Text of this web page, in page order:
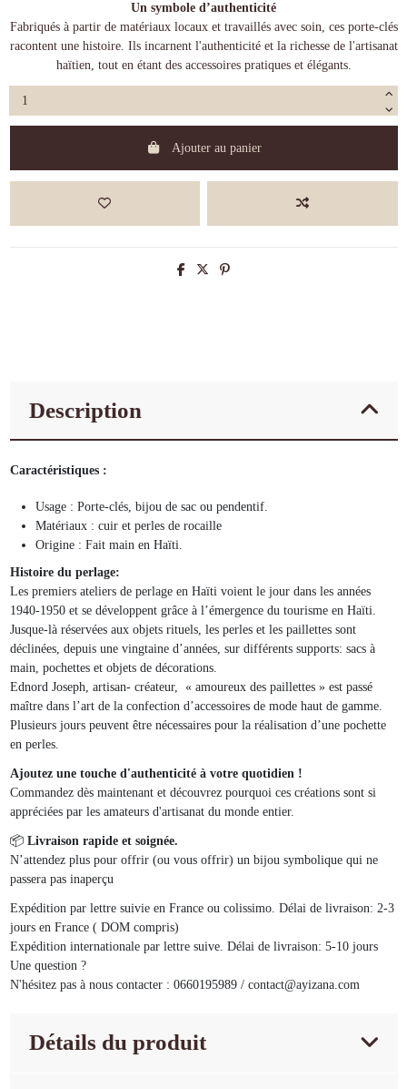
Un symbole d’authenticité
Fabriqués à partir de matériaux locaux et travaillés avec soin, ces porte-clés
racontent une histoire. Ils incarnent l'authenticité et la richesse de l'artisanat
haïtien, tout en étant des accessoires pratiques et élégants.
Ajouter au panier
Description
Caractéristiques :
Usage : Porte-clés, bijou de sac ou pendentif.
Matériaux : cuir et perles de rocaille
Origine : Fait main en Haïti.
Histoire du perlage:
Les premiers ateliers de perlage en Haïti voient le jour dans les années
1940-1950 et se développent grâce à l’émergence du tourisme en Haïti.
Jusque-là réservées aux objets rituels, les perles et les paillettes sont
déclinées, depuis une vingtaine d’années, sur différents supports: sacs à
main, pochettes et objets de décorations.
Ednord Joseph, artisan- créateur, « amoureux des paillettes » est passé
maître dans l’art de la confection d’accessoires de mode haut de gamme.
Plusieurs jours peuvent être nécessaires pour la réalisation d’une pochette
en perles.
Ajoutez une touche d'authenticité à votre quotidien !
Commandez dès maintenant et découvrez pourquoi ces créations sont si
appréciées par les amateurs d'artisanat du monde entier.
📦 Livraison rapide et soignée.
N’attendez plus pour offrir (ou vous offrir) un bijou symbolique qui ne
passera pas inaperçu
Expédition par lettre suivie en France ou colissimo. Délai de livraison: 2-3
jours en France ( DOM compris)
Expédition internationale par lettre suive. Délai de livraison: 5-10 jours
Une question ?
N'hésitez pas à nous contacter : 0660195989 / contact@ayizana.com
Détails du produit